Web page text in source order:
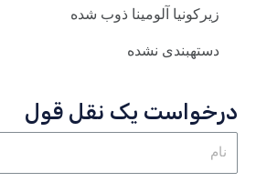
زیرکونیا آلومینا ذوب شده
دستهبندی نشده
درخواست یک نقل قول